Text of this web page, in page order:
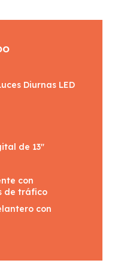
Diurnas LED
de 13"
con
de tráfico
con